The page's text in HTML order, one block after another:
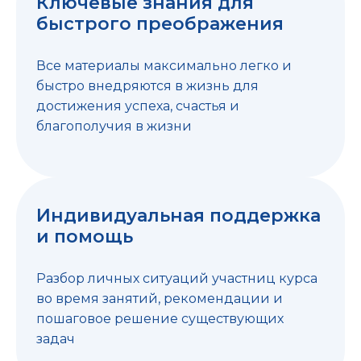
быстрого преображения
Все материалы максимально легко и
быстро внедряются в жизнь для
достижения успеха, счастья и
благополучия в жизни
Индивидуальная поддержка
и помощь
Разбор личных ситуаций участниц курса
во время занятий, рекомендации и
пошаговое решение существующих
задач